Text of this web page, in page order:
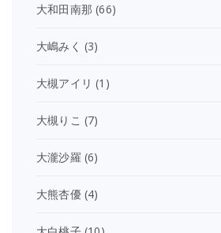
大和田南那 (66)
大嶋みく (3)
大槻アイリ (1)
大槻りこ (7)
大瀧沙羅 (6)
大熊杏優(4)